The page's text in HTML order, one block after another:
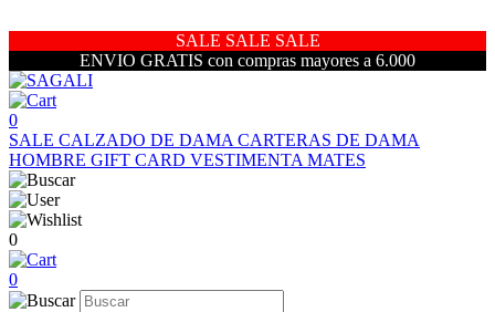
SALE SALE SALE
ENVIO GRATIS con compras mayores a 6.000
0
SALE CALZADO DE DAMA CARTERAS DE DAMA
HOMBRE GIFT CARD VESTIMENTA MATES
0
0